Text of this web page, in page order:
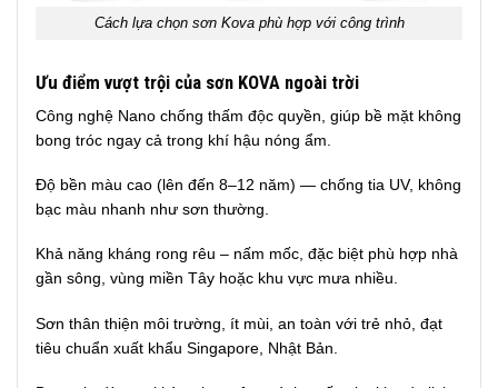
Cách lựa chọn sơn Kova phù hợp với công trình
Ưu điểm vượt trội của sơn KOVA ngoài trời
Công nghệ Nano chống thấm độc quyền, giúp bề mặt không
bong tróc ngay cả trong khí hậu nóng ẩm.
Độ bền màu cao (lên đến 8–12 năm) — chống tia UV, không
bạc màu nhanh như sơn thường.
Khả năng kháng rong rêu – nấm mốc, đặc biệt phù hợp nhà
gần sông, vùng miền Tây hoặc khu vực mưa nhiều.
Sơn thân thiện môi trường, ít mùi, an toàn với trẻ nhỏ, đạt
tiêu chuẩn xuất khẩu Singapore, Nhật Bản.